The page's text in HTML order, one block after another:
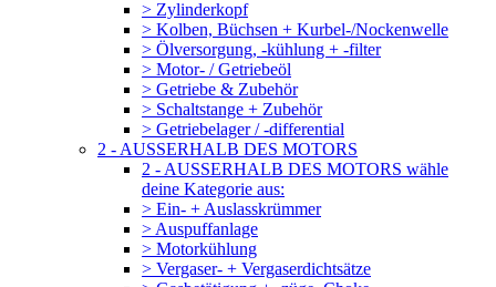
> Zylinderkopf
> Kolben, Büchsen + Kurbel-/Nockenwelle
> Ölversorgung, -kühlung + -filter
> Motor- / Getriebeöl
> Getriebe & Zubehör
> Schaltstange + Zubehör
> Getriebelager / -differential
2 - AUSSERHALB DES MOTORS
2 - AUSSERHALB DES MOTORS wähle
deine Kategorie aus:
> Ein- + Auslasskrümmer
> Auspuffanlage
> Motorkühlung
> Vergaser- + Vergaserdichtsätze